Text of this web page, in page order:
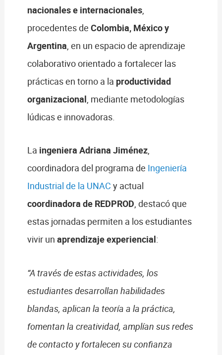
nacionales e internacionales,
procedentes de Colombia, México y
Argentina, en un espacio de aprendizaje
colaborativo orientado a fortalecer las
prácticas en torno a la productividad
organizacional, mediante metodologías
lúdicas e innovadoras.
La ingeniera Adriana Jiménez,
coordinadora del programa de Ingeniería
Industrial de la UNAC y actual
coordinadora de REDPROD, destacó que
estas jornadas permiten a los estudiantes
vivir un aprendizaje experiencial:
“A través de estas actividades, los
estudiantes desarrollan habilidades
blandas, aplican la teoría a la práctica,
fomentan la creatividad, amplían sus redes
de contacto y fortalecen su confianza